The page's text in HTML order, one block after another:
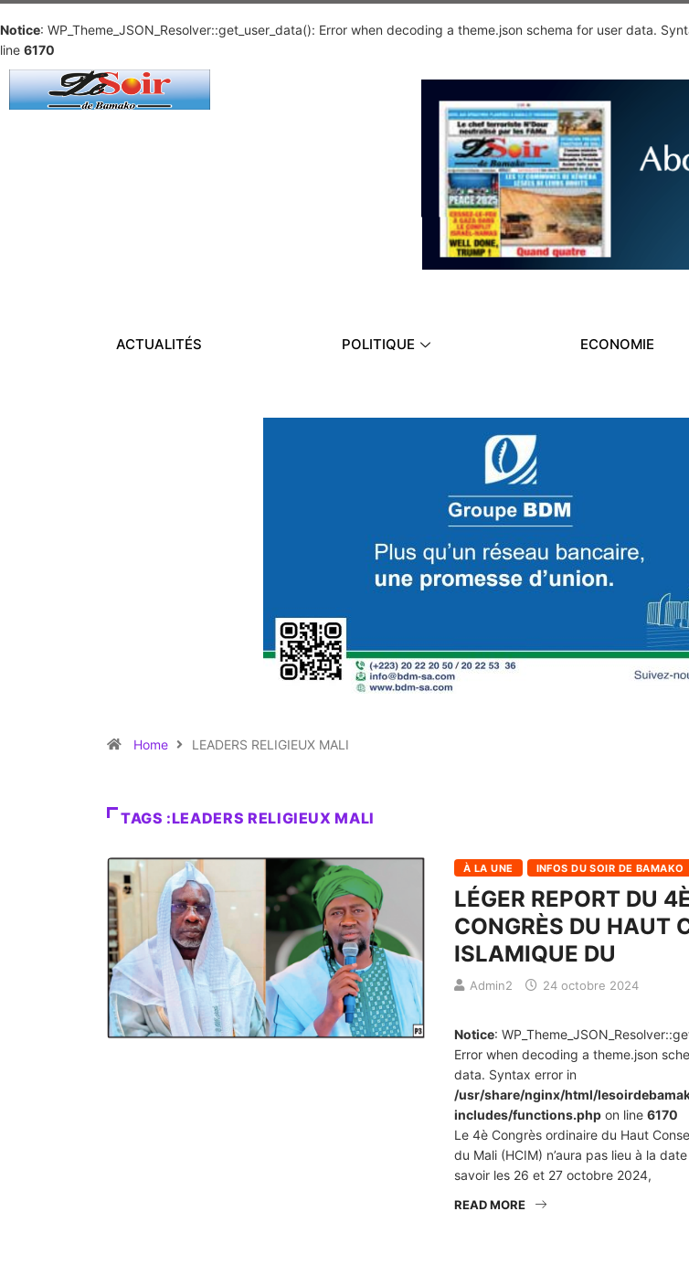
Notice: WP_Theme_JSON_Resolver::get_user_data(): Error when decoding a theme.json schema for user data.
line 6170
ACTUALITÉS POLITIQUE ECONOMIE
Home LEADERS RELIGIEUX MALI
TAGS :LEADERS RELIGIEUX MALI
À LA UNE INFOS DU SOIR DE BAMAKO
LÉGER REPORT DU
CONGRÈS DU HAUT
ISLAMIQUE DU
Admin2 24 octobre 2024
Notice:
Error when decoding a theme.json
data. Syntax error in
/usr/share/nginx/html/
includes/functions.php on line 6170
Le 4è Congrès ordinaire du Haut
du Mali (HCIM) n’aura pas lieu à la
savoir les 26 et 27 octobre 2024,
READ MORE